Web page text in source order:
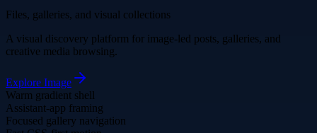
Files, galleries, and visual collections
A visual discovery platform for image-led posts, galleries, and
creative media browsing.
Explore Image
Warm gradient shell
Assistant-app framing
Focused gallery navigation